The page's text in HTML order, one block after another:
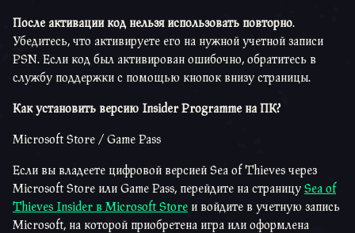
После активации код нельзя использовать повторно.
Убедитесь, что активируете его на нужной учетной записи
PSN. Если код был активирован ошибочно, обратитесь в
службу поддержки с помощью кнопок внизу страницы.
Как установить версию Insider Programme на ПК?
Microsoft Store / Game Pass
Если вы владеете цифровой версией Sea of Thieves через
Microsoft Store или Game Pass, перейдите на страницу Sea of
Thieves Insider в Microsoft Store и войдите в учетную запись
Microsoft, на которой приобретена игра или оформлена